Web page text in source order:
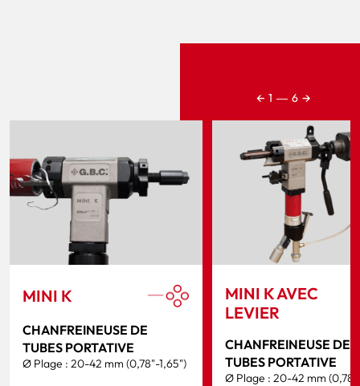
MINI K
CHANFREINEUSE DE
TUBES PORTATIVE
Ø Plage : 20-42 mm (0,78"-1,65")
MINI K AVEC
LEVIER
CHANFREINEUSE DE
TUBES PORTATIVE
Ø Plage : 20-42 mm
← 1 ― 6 →